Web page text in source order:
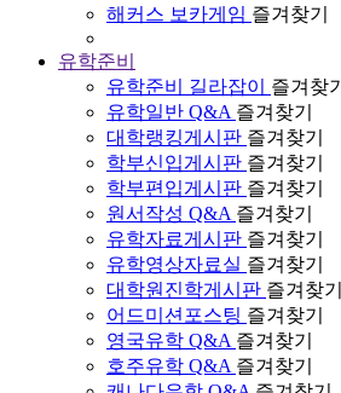
해커스 보카게임 즐겨찾기
유학준비
유학준비 길라잡이
즐겨찾기
유학일반 Q&A 즐겨찾기
대학랭킹게시판 즐겨찾기
학부신입게시판 즐겨찾기
학부편입게시판 즐겨찾기
원서작성 Q&A 즐겨찾기
유학자료게시판 즐겨찾기
유학영상자료실 즐겨찾기
대학원진학게시판 즐겨찾기
어드미션포스팅 즐겨찾기
영국유학 Q&A 즐겨찾기
호주유학 Q&A 즐겨찾기